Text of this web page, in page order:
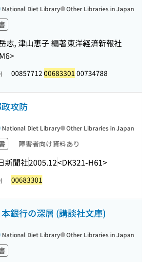
志, 津山恵子 編著東洋経済新報社
National Diet Library Other Libraries in Japan
00857712 00683301 00734788
攻防
障害者向け資料あり
新聞社2005.12<DK321-H61>
National Diet Library Other Libraries in Japan
00683301
本銀行の深層 (講談社文庫)
National Diet Library Other Libraries in Japan